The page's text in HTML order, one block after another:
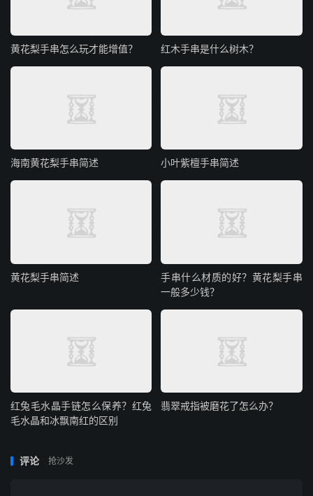
黄花梨手串怎么玩才能增值？ 红木手串是什么树木？
海南黄花梨手串简述 小叶紫檀手串简述
黄花梨手串简述
手串什么材质的好？黄花梨手串
一般多少钱？
红兔毛水晶手链怎么保养？红兔
毛水晶和冰飘南红的区别
翡翠戒指被磨花了怎么办？
评论 抢沙发